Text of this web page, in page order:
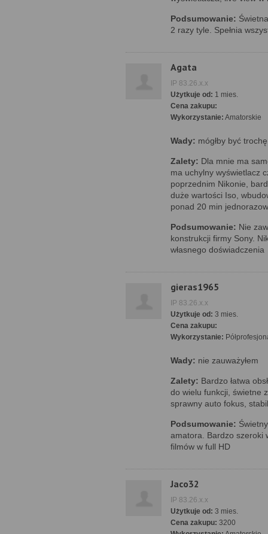
Podsumowanie:
2 razy tyle. Spełnia
Agata
IP 83.26.x.x
Użytkuje od: 1 mies.
Cena zakupu:
Wykorzystanie: Amatorskie
Wady: mógłby być
Zalety: Dla mnie ma
ma uchylny wyświetlacz
poprzednim Nikonie,
duże wartości Iso,
ponad 20 min
Podsumowanie: Nie
konstrukcji firmy Sony.
własnego doświadczenia
gieras1965
IP 83.26.x.x
Użytkuje od: 3 mies.
Cena zakupu:
Wykorzystanie:
Wady: nie zauważyłem
Zalety: Bardzo łatwa
do wielu funkcji, świetne
sprawny auto fokus,
Podsumowanie:
amatora. Bardzo szeroki
filmów w full HD
Jaco32
IP 83.26.x.x
Użytkuje od: 3 mies.
Cena zakupu: 3200